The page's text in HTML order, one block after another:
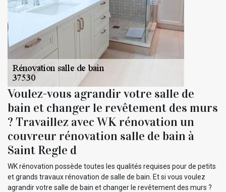
Voulez-vous agrandir votre salle de
bain et changer le revêtement des murs
? Travaillez avec WK rénovation un
couvreur rénovation salle de bain à
Saint Regle d
WK rénovation possède toutes les qualités requises pour de petits
et grands travaux rénovation de salle de bain. Et si vous voulez
agrandir votre salle de bain et changer le revêtement des murs ?